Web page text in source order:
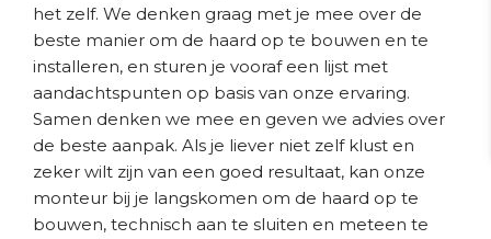
het zelf. We denken graag met je mee over de
beste manier om de haard op te bouwen en te
installeren, en sturen je vooraf een lijst met
aandachtspunten op basis van onze ervaring.
Samen denken we mee en geven we advies over
de beste aanpak. Als je liever niet zelf klust en
zeker wilt zijn van een goed resultaat, kan onze
monteur bij je langskomen om de haard op te
bouwen, technisch aan te sluiten en meteen te